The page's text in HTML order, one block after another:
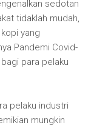
sedotan
tidaklah mudah,
yang
Pandemi Covid-
para pelaku
pelaku industri
mungkin